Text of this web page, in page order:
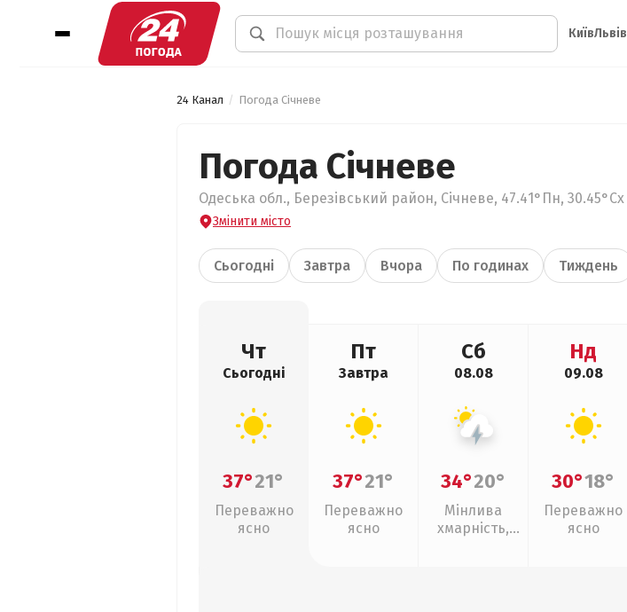
КиївЛьвів
24 Канал Погода Січневе
Погода Січневе
Одеська обл., Березівський район, Січневе, 47.41°Пн, 30.45°Сх
Змінити місто
Сьогодні Завтра Вчора По годинах Тиждень
Чт
Сьогодні
37°21°
Переважно
ясно
Пт
Завтра
37°21°
Переважно
ясно
Сб
08.08
34°20°
Мінлива
хмарність,
Нд
09.08
30°18°
Переважно
ясно